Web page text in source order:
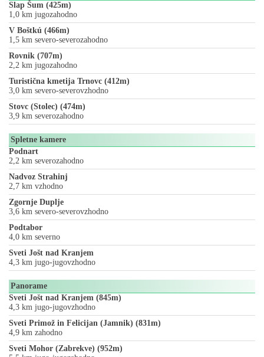
Slap Šum (425m)
1,0 km jugozahodno
V Boštkú (466m)
1,5 km severo-severozahodno
Rovnik (707m)
2,2 km jugozahodno
Turistična kmetija Trnovc (412m)
3,0 km severo-severovzhodno
Stovc (Stolec) (474m)
3,9 km severozahodno
Spletne kamere
Podnart
2,2 km severozahodno
Nadvoz Strahinj
2,7 km vzhodno
Zgornje Duplje
3,6 km severo-severovzhodno
Podtabor
4,0 km severno
Sveti Jošt nad Kranjem
4,3 km jugo-jugovzhodno
Panorame
Sveti Jošt nad Kranjem (845m)
4,3 km jugo-jugovzhodno
Sveti Primož in Felicijan (Jamnik) (831m)
4,9 km zahodno
Sveti Mohor (Zabrekve) (952m)